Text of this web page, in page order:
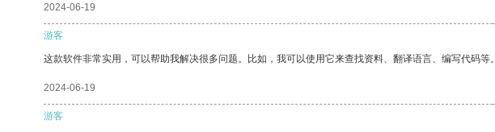
2024-06-19
游客
这款软件非常实用，可以帮助我解决很多问题。比如，我可以使用它来查找资料、翻译语言、编写代码等。
2024-06-19
游客